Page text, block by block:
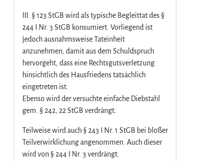
III. § 123 StGB wird als typische Begleittat des §
244 I Nr. 3 StGB konsumiert. Vorliegend ist
jedoch ausnahmsweise Tateinheit
anzunehmen, damit aus dem Schuldspruch
hervorgeht, dass eine Rechtsgutsverletzung
hinsichtlich des Hausfriedens tatsächlich
eingetreten ist.
Ebenso wird der versuchte einfache Diebstahl
gem. § 242, 22 StGB verdrängt.
Teilweise wird auch § 243 I Nr. 1 StGB bei bloßer
Teilverwirklichung angenommen. Auch dieser
wird von § 244 I Nr. 3 verdrängt.